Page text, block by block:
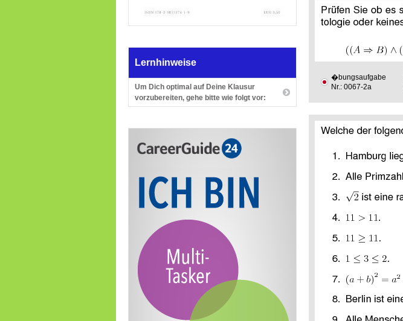
Lernhinweise
Um Dich optimal auf Deine Klausur
vorzubereiten, gehe bitte wie folgt vor:
�bungsaufgabe
Nr.: 0067-2a